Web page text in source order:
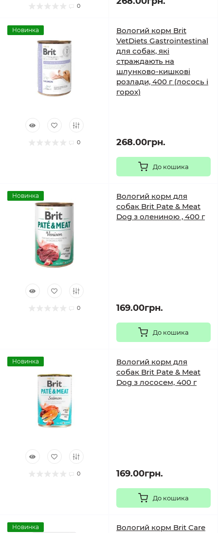
0
Новинка
0
Вологий корм Brit
VetDiets Gastrointestinal
для собак, які
страждають на
шлунково-кишкові
розлади, 400 г (лосось і
горох)
268.00грн.
До кошика
Новинка
0
Вологий корм для
собак Brit Pate & Meat
Dog з олениною , 400 г
169.00грн.
До кошика
Новинка
0
Вологий корм для
собак Brit Pate & Meat
Dog з лососем, 400 г
169.00грн.
До кошика
Новинка
Вологий корм Brit Care